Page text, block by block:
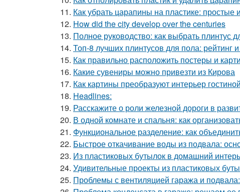
11. Как убрать царапины на пластике:
12. How did the city develop over the centuries
13. Полное руководство: как выбрать плинтус
14. Топ-8 лучших плинтусов для пола: рейтинг
15. Как правильно расположить постеры и
16. Какие сувениры можно привезти из Кирова
17. Как картины преобразуют интерьер
18. Headlines:
19. Расскажите о роли железной дороги в
20. В одной комнате и спальня: как
21. Функциональное разделение: как
22. Быстрое откачивание воды из подвала:
23. Из пластиковых бутылок в домашний
24. Удивительные проекты из пластиковых
25. Проблемы с вентиляцией гаража и